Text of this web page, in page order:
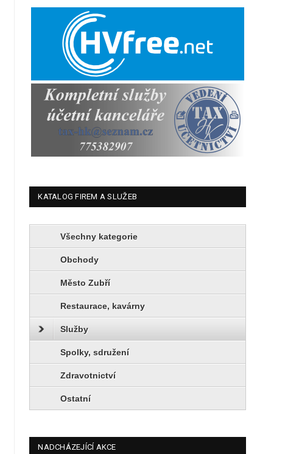
KATALOG FIREM A SLUŽEB
Všechny kategorie
Obchody
Město Zubří
Restaurace, kavárny
Služby
Spolky, sdružení
Zdravotnictví
Ostatní
NADCHÁZEJÍCÍ AKCE